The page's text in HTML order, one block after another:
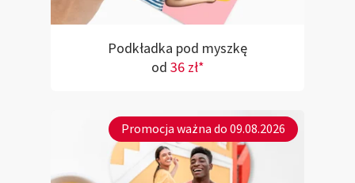
Podkładka pod myszkę
od 36 zł*
Promocja ważna do 09.08.2026